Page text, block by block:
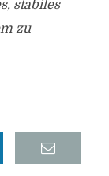
stabiles
zu